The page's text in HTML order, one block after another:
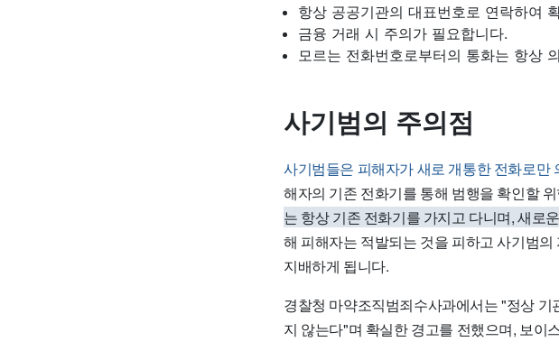
항상 공공기관의 대표번호로 연락하여
금융 거래 시 주의가 필요합니다.
모르는 전화번호로부터의 통화는 항상
사기범의 주의점
사기범들은 피해자가 새로 개통한 전화로만
해자의 기존 전화기를 통해 범행을 확인할
는 항상 기존 전화기를 가지고 다니며, 새로
해 피해자는 적발되는 것을 피하고 사기범
지배하게 됩니다.
경찰청 마약조직범죄수사과에서는 "정상
지 않는다"며 확실한 경고를 전했으며, 보이